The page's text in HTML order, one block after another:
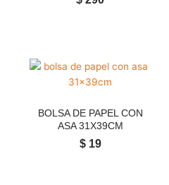
BOLSA DE PAPEL CON
ASA 31X39CM
$19